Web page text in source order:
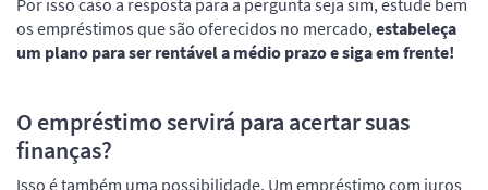
os empréstimos que são oferecidos no mercado, estabeleça
um plano para ser rentável a médio prazo e siga em frente!
O empréstimo servirá para acertar suas
finanças?
Isso é também uma possibilidade. Um empréstimo com juros